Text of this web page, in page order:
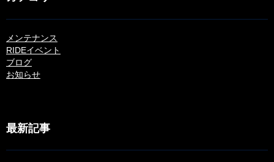
メンテナンス
RIDEイベント
ブログ
お知らせ
最新記事